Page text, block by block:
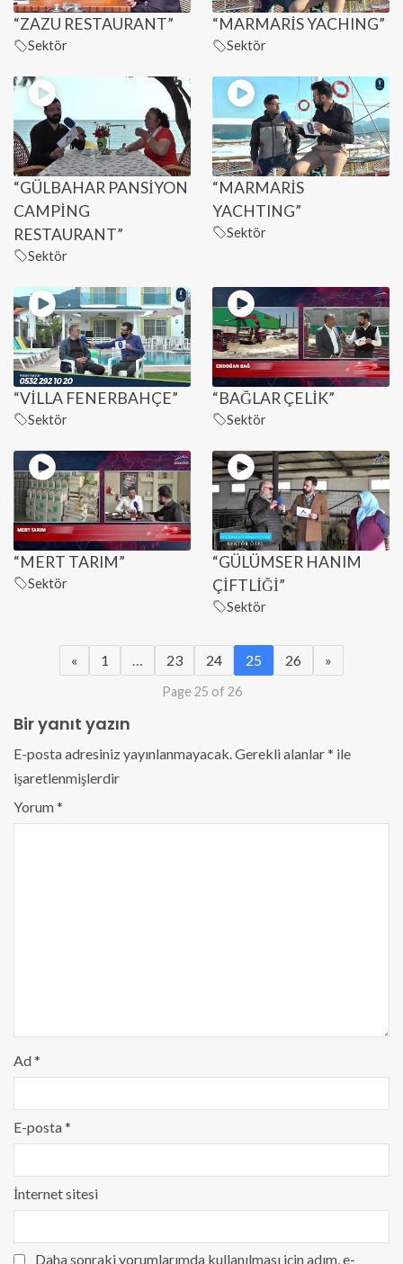
“ZAZU RESTAURANT”
Sektör
“MARMARİS YACHING”
Sektör
“GÜLBAHAR PANSİYON
CAMPİNG
RESTAURANT”
Sektör
“MARMARİS
YACHTING”
Sektör
“VİLLA FENERBAHÇE”
Sektör
“BAĞLAR ÇELİK”
Sektör
“MERT TARIM”
Sektör
“GÜLÜMSER HANIM
ÇİFTLİĞİ”
Sektör
« 1 23 24 25 26 »
Page 25 of 26
Bir yanıt yazın
E-posta adresiniz yayınlanmayacak. Gerekli alanlar* ile
işaretlenmişlerdir
Yorum*
Ad*
E-posta*
İnternet sitesi
Daha sonraki yorumlarımda kullanılması için adım, e-